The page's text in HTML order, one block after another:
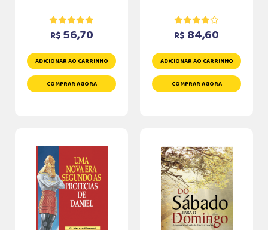
R$ 56,70
ADICIONAR AO CARRINHO
COMPRAR AGORA
R$ 84,60
ADICIONAR AO CARRINHO
COMPRAR AGORA